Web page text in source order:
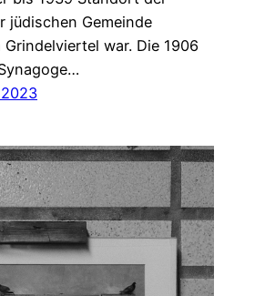
jüdischen Gemeinde
Grindelviertel war. Die 1906